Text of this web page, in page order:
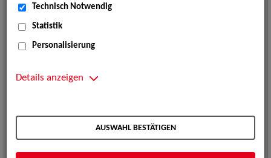
Technisch Notwendig
Statistik
Personalisierung
Details anzeigen
AUSWAHL BESTÄTIGEN